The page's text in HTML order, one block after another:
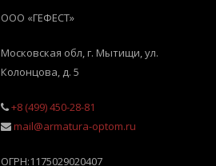
ООО «ГЕФЕСТ»
Московская обл, г. Мытищи,ул.
Колонцова, д. 5
+8 (499) 450-28-81
mail@armatura-optom.ru
ОГРН:1175029020407